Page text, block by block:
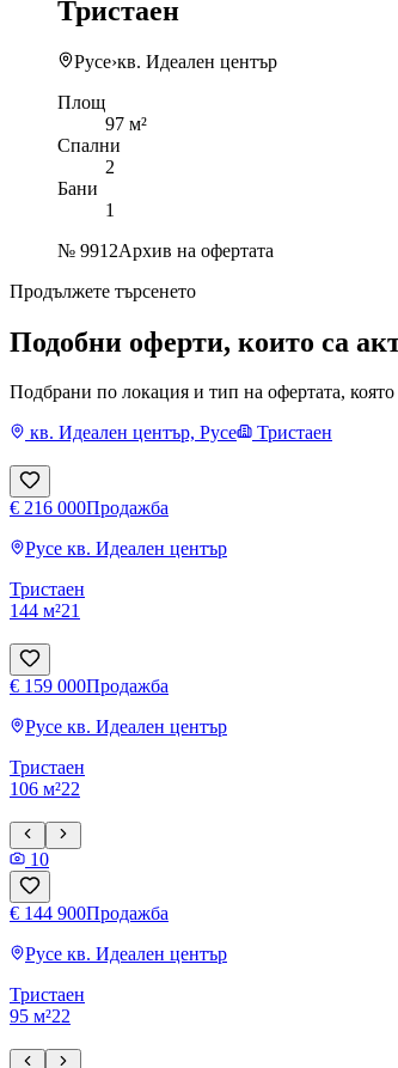
Тристаен
Русе›кв. Идеален център
Площ
97 м²
Спални
2
Бани
1
№ 9912Архив на офертата
Продължете търсенето
Подобни оферти, които са
Подбрани по локация и тип на офертата,
кв. Идеален център, Русе
Тристаен
€ 216 000Продажба
Русе кв. Идеален център
Тристаен
144 м²21
€ 159 000Продажба
Русе кв. Идеален център
Тристаен
106 м²22
10
€ 144 900Продажба
Русе кв. Идеален център
Тристаен
95 м²22